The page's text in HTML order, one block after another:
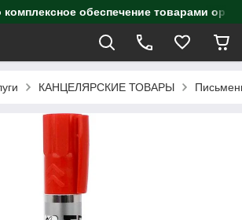
комплексное обеспечение товарами
КАНЦЕЛЯРСКИЕ ТОВАРЫ